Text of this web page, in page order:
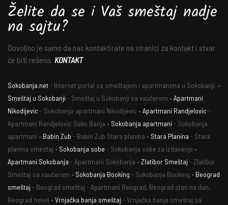
Želite da se i Vaš smeštaj nadje
na sajtu?
Dovoljno je samo da nas kontaktirate na stranici za kontakt i stvar
će biti rešena. KONTAKT
Sokobanja.net- Internet portal sa smeštajem i apartmanima u Sokobanji. •
Smeštaj u Sokobanji - Smeštaj u Sokobanji sa vaučerom • Apartmani
Nikodijevic - Sokobanja apartmani Nikodijevic • Apartmani Randjelovic -
Apartmani Randjelovic Soko Banja • Sokobanja apartmani - Sokobanja
apartmani • Babin Zub - Babin Zub Stara planina • Stara Planina - Stara
planina smestaj • Sokobanja sobe - Sokobanja sobe za izdavanje •
Apartmani Sokobanja - Apartmani Sokobanja • Zlatibor Smeštaj - Zlatibor
Smeštaj sa vaučerom • Sokobanja Booking - Sokobanja Booking • Beograd
smeštaj - Beograd smeštaj - Apartmani Beograd, Beograd stan na dan,
Beograd hoteli • Vrnjačka banja smeštaj - Vrnjačka banja smeštaj sa